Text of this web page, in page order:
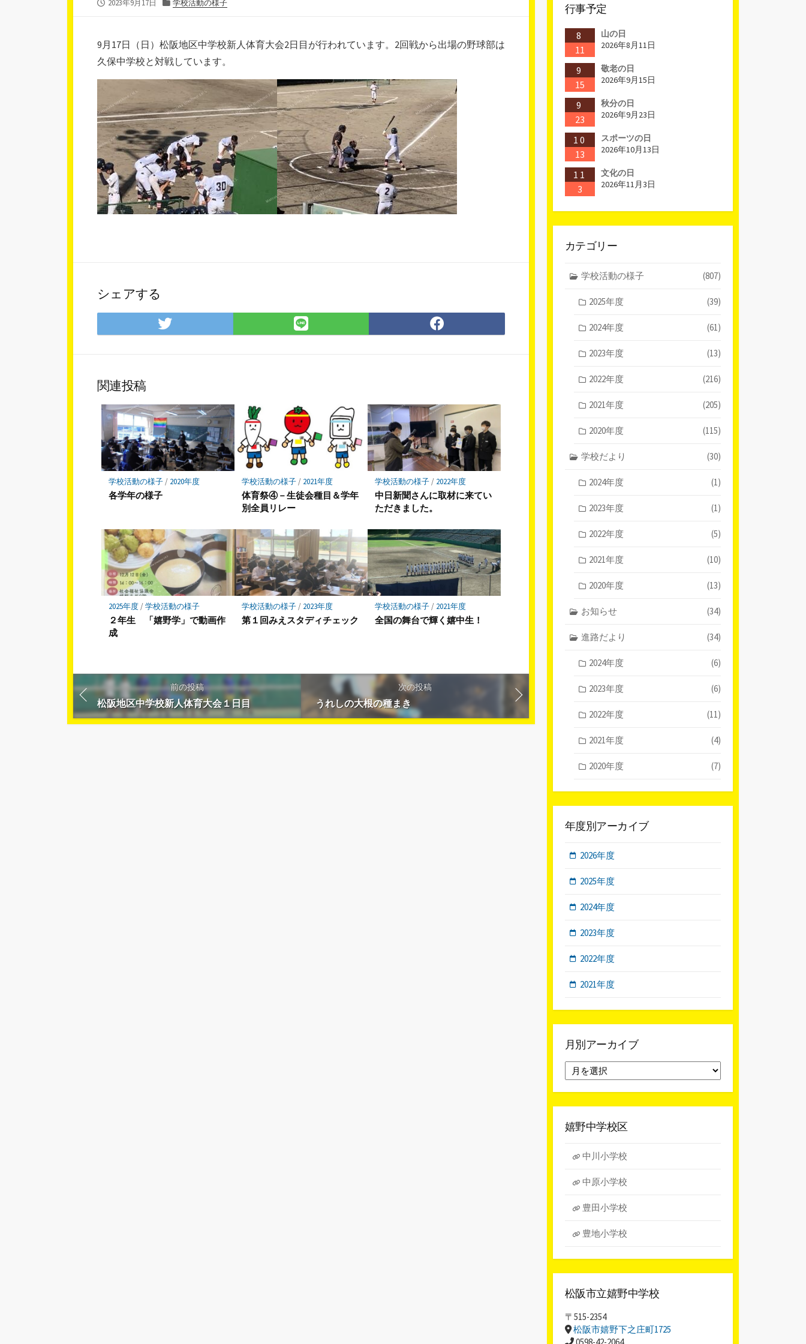
2023年9月17日
ー
学校活動の様子
9月17日（日）松阪地区中学校新人体育大会2日目が行われています。2回戦から出場の野球部は
久保中学校と対戦しています。
シェアする
Twitter
で
LINE
で
Facebook
で
関連投稿
学校活動の様子/ 2020年度
各学年の様子
学校活動の様子/ 2021年度
体育祭④－生徒会種目＆学年
別全員リレー
学校活動の様子/ 2022年度
中日新聞さんに取材に来てい
ただきました。
2025年度/学校活動の様子
２年生 「嬉野学」で動画作
成
学校活動の様子/ 2023年度
第１回みえスタディチェック
学校活動の様子/ 2021年度
全国の舞台で輝く嬉中生！
前の投稿
松阪地区中学校新人体育大会１日目
次の投稿
うれしの大根の種まき
行事予定
8
11
山の日
2026年8月11日
9
15
敬老の日
2026年9月15日
9
23
秋分の日
2026年9月23日
10
13
スポーツの日
2026年10月13日
11
3
文化の日
2026年11月3日
カテゴリー
学校活動の様子 (807)
2025年度 (39)
2024年度 (61)
2023年度 (13)
2022年度 (216)
2021年度 (205)
2020年度 (115)
学校だより (30)
2024年度 (1)
2023年度 (1)
2022年度 (5)
2021年度 (10)
2020年度 (13)
お知らせ (34)
進路だより (34)
2024年度 (6)
2023年度 (6)
2022年度 (11)
2021年度 (4)
2020年度 (7)
年度別アーカイブ
2026年度
2025年度
2024年度
2023年度
2022年度
2021年度
月別アーカイブ
別
ア
ー
イ
嬉野中学校区
中川小学校
中原小学校
豊田小学校
豊地小学校
松阪市立嬉野中学校
〒515-2354
松阪市嬉野下之庄町1725
0598-42-2064